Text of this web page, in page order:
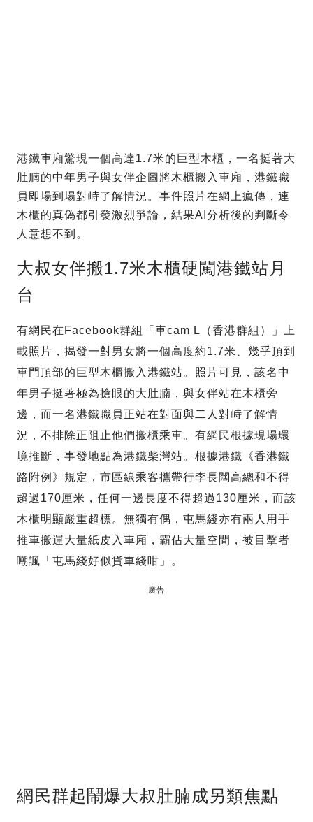
港鐵車廂驚現一個高達1.7米的巨型木櫃，一名挺著大
肚腩的中年男子與女伴企圖將木櫃搬入車廂，港鐵職
員即場到場對峙了解情況。事件照片在網上瘋傳，連
木櫃的真偽都引發激烈爭論，結果AI分析後的判斷令
人意想不到。
大叔女伴搬1.7米木櫃硬闖港鐵站月
台
有網民在Facebook群組「車cam L（香港群組）」上
載照片，揭發一對男女將一個高度約1.7米、幾乎頂到
車門頂部的巨型木櫃搬入港鐵站。照片可見，該名中
年男子挺著極為搶眼的大肚腩，與女伴站在木櫃旁
邊，而一名港鐵職員正站在對面與二人對峙了解情
況，不排除正阻止他們搬櫃乘車。有網民根據現場環
境推斷，事發地點為港鐵柴灣站。根據港鐵《香港鐵
路附例》規定，市區線乘客攜帶行李長闊高總和不得
超過170厘米，任何一邊長度不得超過130厘米，而該
木櫃明顯嚴重超標。無獨有偶，屯馬綫亦有兩人用手
推車搬運大量紙皮入車廂，霸佔大量空間，被目擊者
嘲諷「屯馬綫好似貨車綫咁」。
廣告
網民群起鬧爆大叔肚腩成另類焦點